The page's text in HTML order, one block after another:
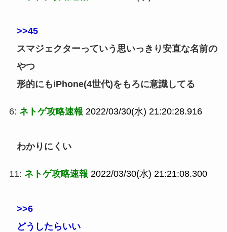
>>45
スマジェクターっていう思いっきり安直な名前の
やつ
形的にもiPhone(4世代)をもろに意識してる
6: ネトゲ攻略速報 2022/03/30(水) 21:20:28.916
わかりにくい
11: ネトゲ攻略速報 2022/03/30(水) 21:21:08.300
>>6
どうしたらいい